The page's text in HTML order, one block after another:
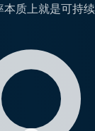
质上就是可持续